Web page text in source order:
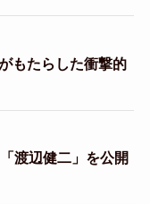
もたらした衝撃的
渡辺健二」を公開